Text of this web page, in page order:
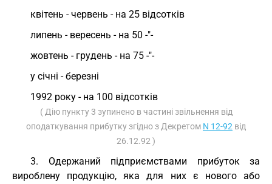
квітень - червень - на 25 відсотків
липень - вересень - на 50 -"-
жовтень - грудень - на 75 -"-
у січні - березні
1992 року - на 100 відсотків
( Дію пункту 3 зупинено в частині звільнення від
оподаткування прибутку згідно з Декретом N 12-92 від
26.12.92 )
3. Одержаний підприємствами прибуток за
вироблену продукцію, яка для них є нового або